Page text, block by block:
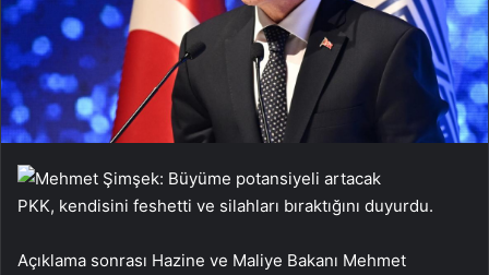
PKK, kendisini feshetti ve silahları bıraktığını duyurdu.
Açıklama sonrası Hazine ve Maliye Bakanı Mehmet